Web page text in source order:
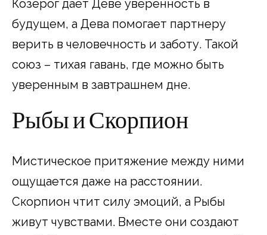
Козерог дает Деве уверенность в
будущем, а Дева помогает партнеру
верить в человечность и заботу. Такой
союз – тихая гавань, где можно быть
уверенным в завтрашнем дне.
Рыбы и Скорпион
Мистическое притяжение между ними
ощущается даже на расстоянии.
Скорпион чтит силу эмоций, а Рыбы
живут чувствами. Вместе они создают